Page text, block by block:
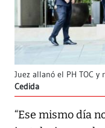
Juez allanó el PH TOC
Cedida
“Ese mismo día